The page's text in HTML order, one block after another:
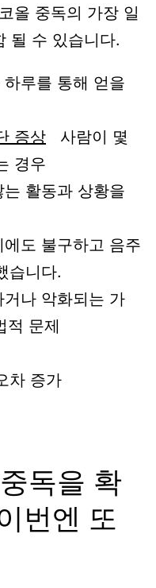
올 중독의 가장 일
될 수 있습니다.
루를 통해 얻을
증상
사람이 몇
경우
활동과 상황을
도 불구하고 음주
습니다.
나 악화되는 가
적 문제
차 증가
독을 확
번엔 또